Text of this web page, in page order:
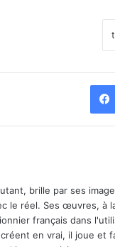
brille par ses
le réel. Ses œuvres, à
français dans
en vrai, il joue et